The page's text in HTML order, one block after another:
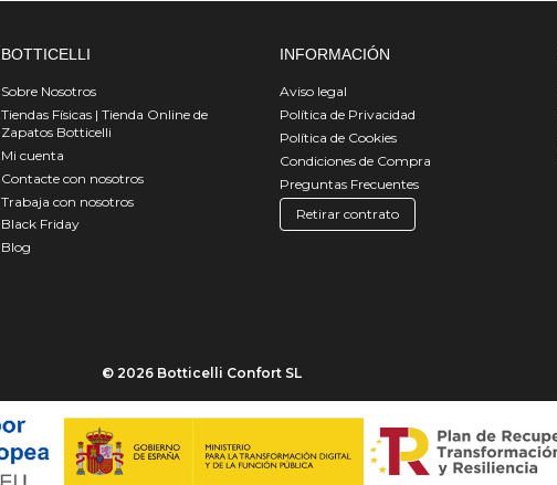
BOTTICELLI
Sobre Nosotros
Tiendas Físicas | Tienda Online de
Zapatos Botticelli
Mi cuenta
Contacte con nosotros
Trabaja con nosotros
Black Friday
Blog
INFORMACIÓN
Aviso legal
Política de Privacidad
Política de Cookies
Condiciones de Compra
Preguntas Frecuentes
Retirar contrato
© 2026 Botticelli Confort SL